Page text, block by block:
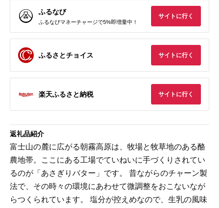
ふるなび
ふるなびマネーチャージで5%即増量中！
サイトに行く
ふるさとチョイス サイトに行く
楽天ふるさと納税 サイトに行く
返礼品紹介
富士山の麓に広がる朝霧高原は、牧場と牧草地のある酪
農地帯。ここにある工場でていねいに手づくりされてい
るのが「あさぎりバター」です。 昔ながらのチャーン製
法で、その時々の環境にあわせて微調整をおこないなが
らつくられています。 塩分が控えめなので、生乳の風味